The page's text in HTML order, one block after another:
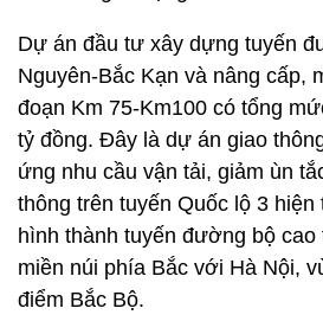
Dự án đầu tư xây dựng tuyến
Nguyên-Bắc Kạn và nâng cấp,
đoạn Km 75-Km100 có tổng
tỷ đồng. Đây là dự án giao
ứng nhu cầu vận tải, giảm ùn
thông trên tuyến Quốc lộ 3
hình thành tuyến đường bộ cao
miền núi phía Bắc với Hà Nội,
điểm Bắc Bộ.